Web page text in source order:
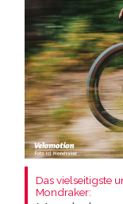
Das vielseitigste
Mondraker: